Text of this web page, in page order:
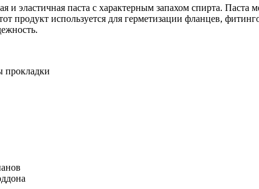
и эластичная паста с характерным запахом спирта.
продукт используется для герметизации фланцев,
прокладки